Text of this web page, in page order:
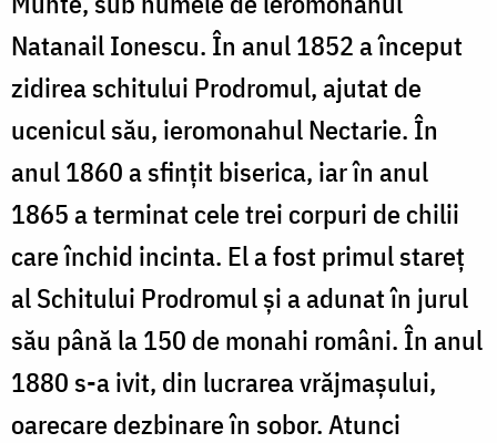
Natanail Ionescu. În anul 1852 a început
zidirea schitului Prodromul, ajutat de
ucenicul său, ieromonahul Nectarie. În
anul 1860 a sfințit biserica, iar în anul
1865 a terminat cele trei corpuri de chilii
care închid incinta. El a fost primul stareț
al Schitului Prodromul și a adunat în jurul
său până la 150 de monahi români. În anul
1880 s-a ivit, din lucrarea vrăjmașului,
oarecare dezbinare în sobor. Atunci